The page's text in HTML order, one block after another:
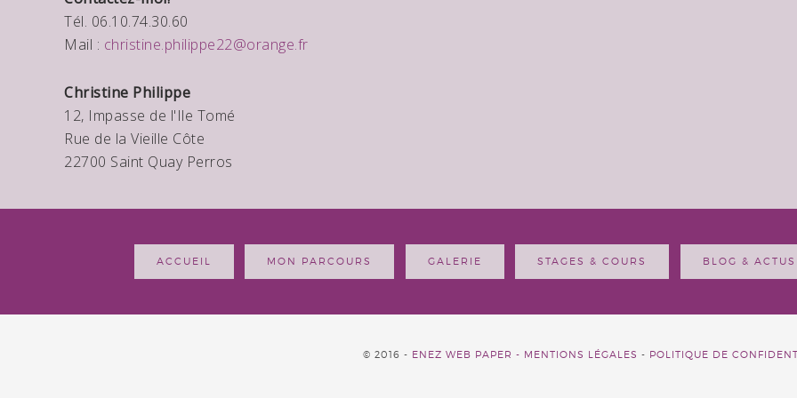
Tél. 06.10.74.30.60
Mail : christine.philippe22@orange.fr
Christine Philippe
12, Impasse de l'Ile Tomé
Rue de la Vieille Côte
22700 Saint Quay Perros
ACCUEIL MON PARCOURS GALERIE STAGES & COURS BLOG & ACTUS
© 2016 - ENEZ WEB PAPER - MENTIONS LÉGALES - POLITIQUE DE